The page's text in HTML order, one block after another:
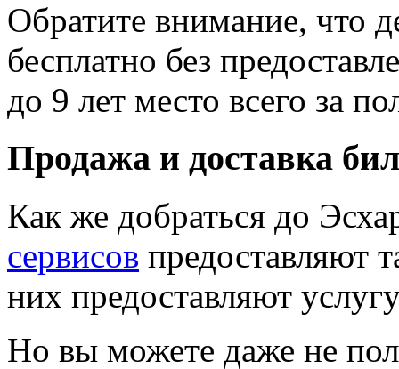
Обратите внимание, что
бесплатно без
до 9 лет место всего за
Продажа и доставка
Как же добраться до
сервисов предоставляют
них предоставляют
Но вы можете даже не